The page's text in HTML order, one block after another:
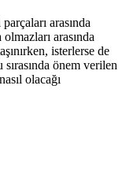
arasında
arasında
isterlerse de
önem verilen
olacağı